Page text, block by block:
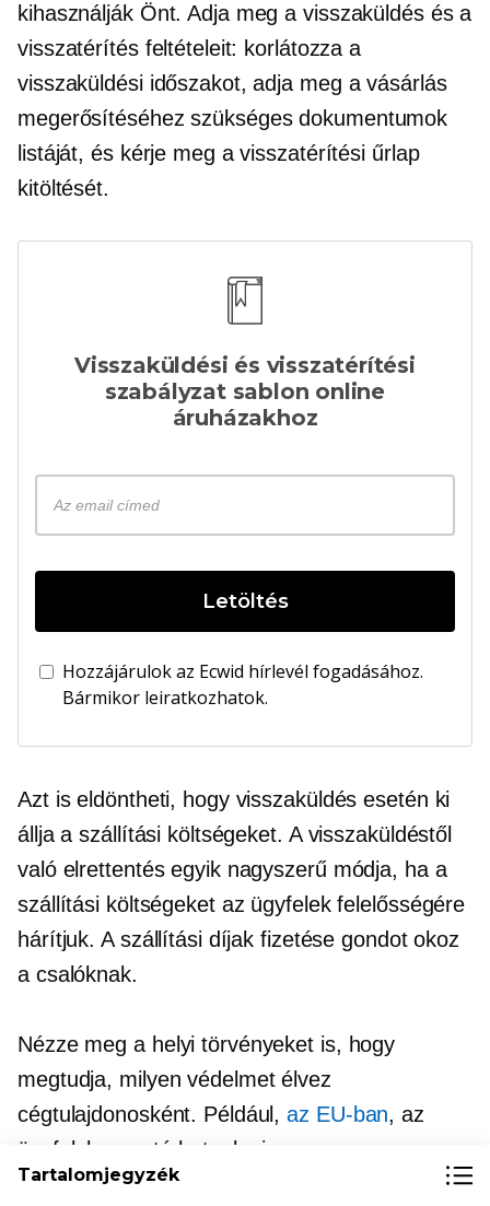
kihasználják Önt. Adja meg a visszaküldés és a
visszatérítés feltételeit: korlátozza a
visszaküldési időszakot, adja meg a vásárlás
megerősítéséhez szükséges dokumentumok
listáját, és kérje meg a visszatérítési űrlap
kitöltését.
Visszaküldési és visszatérítési
szabályzat sablon online
áruházakhoz
Letöltés
Hozzájárulok az Ecwid hírlevél fogadásához.
Bármikor leiratkozhatok.
Azt is eldöntheti, hogy visszaküldés esetén ki
állja a szállítási költségeket. A visszaküldéstől
való elrettentés egyik nagyszerű módja, ha a
szállítási költségeket az ügyfelek felelősségére
hárítjuk. A szállítási díjak fizetése gondot okoz
a csalóknak.
Nézze meg a helyi törvényeket is, hogy
megtudja, milyen védelmet élvez
cégtulajdonosként. Például,az EU-ban, az
ügyfelek nem térhetnek vissza
rendelésre készítve
Tartalomjegyzék